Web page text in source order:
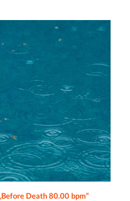
Death 80.00 bpm“